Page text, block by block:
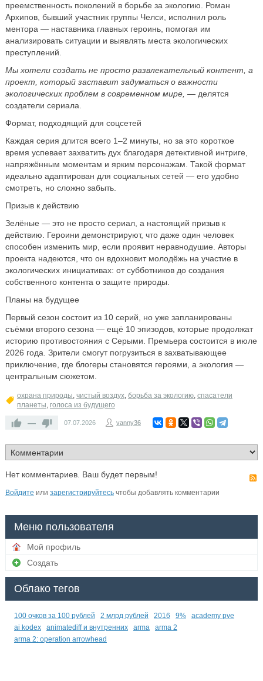
преемственность поколений в борьбе за экологию. Роман
Архипов, бывший участник группы Челси, исполнил роль
ментора — наставника главных героинь, помогая им
анализировать ситуации и выявлять места экологических
преступлений.
Мы хотели создать не просто развлекательный контент, а
проект, который заставит задуматься о важности
экологических проблем в современном мире, — делятся
создатели сериала.
Формат, подходящий для соцсетей
Каждая серия длится всего 1–2 минуты, но за это короткое
время успевает захватить дух благодаря детективной интриге,
напряжённым моментам и ярким персонажам. Такой формат
идеально адаптирован для социальных сетей — его удобно
смотреть, но сложно забыть.
Призыв к действию
Зелёные — это не просто сериал, а настоящий призыв к
действию. Героини демонстрируют, что даже один человек
способен изменить мир, если проявит неравнодушие. Авторы
проекта надеются, что он вдохновит молодёжь на участие в
экологических инициативах: от субботников до создания
собственного контента о защите природы.
Планы на будущее
Первый сезон состоит из 10 серий, но уже запланированы
съёмки второго сезона — ещё 10 эпизодов, которые продолжат
историю противостояния с Серыми. Премьера состоится в июле
2026 года. Зрители смогут погрузиться в захватывающее
приключение, где блогеры становятся героями, а экология —
центральным сюжетом.
охрана природы, чистый воздух, борьба за экологию, спасатели
планеты, голоса из будущего
— 07.07.2026 vanny36
Нет комментариев. Ваш будет первым!
Войдите или зарегистрируйтесьчтобы добавлять комментарии
Меню пользователя
Мой профиль
Создать
Облако тегов
100 очков за 100 рублей 2 млрд рублей 2016 9%
academy pve
ai kodex
animatediff и внутренних arma
arma 2
arma 2: operation arrowhead